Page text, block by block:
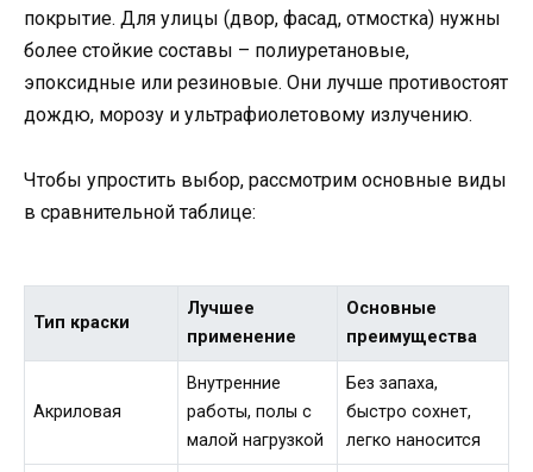
покрытие. Для улицы (двор, фасад, отмостка) нужны
более стойкие составы – полиуретановые,
эпоксидные или резиновые. Они лучше противостоят
дождю, морозу и ультрафиолетовому излучению.
Чтобы упростить выбор, рассмотрим основные виды
в сравнительной таблице:
Тип краски
Лучшее
применение
Основные
преимущества
Акриловая
Внутренние
работы, полы с
малой нагрузкой
Без запаха,
быстро сохнет,
легко наносится